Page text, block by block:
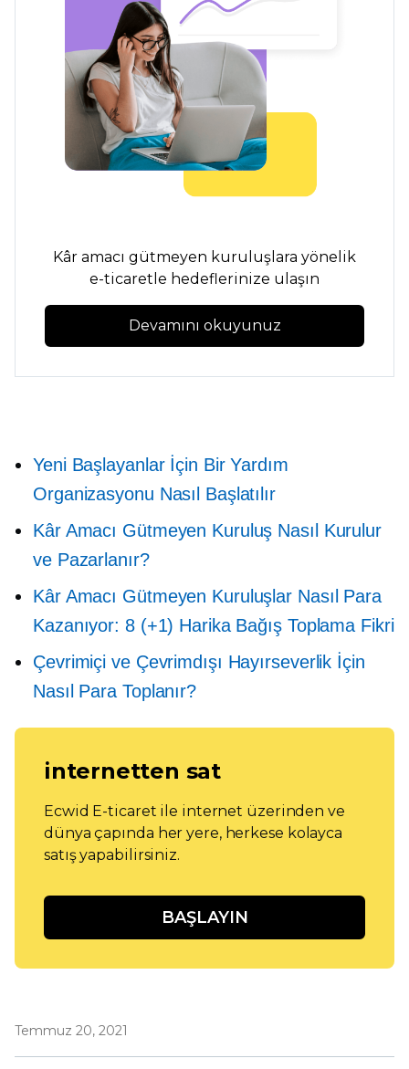
Kâr amacı gütmeyen kuruluşlara yönelik
e-ticaretle hedeflerinize ulaşın
Devamını okuyunuz
Yeni Başlayanlar İçin Bir Yardım
Organizasyonu Nasıl Başlatılır
Kâr Amacı Gütmeyen Kuruluş Nasıl Kurulur
ve Pazarlanır?
Kâr Amacı Gütmeyen Kuruluşlar Nasıl Para
Kazanıyor: 8 (+1) Harika Bağış Toplama Fikri
Çevrimiçi ve Çevrimdışı Hayırseverlik İçin
Nasıl Para Toplanır?
internetten sat
Ecwid E-ticaret ile internet üzerinden ve
dünya çapında her yere, herkese kolayca
satış yapabilirsiniz.
BAŞLAYIN
Temmuz 20, 2021